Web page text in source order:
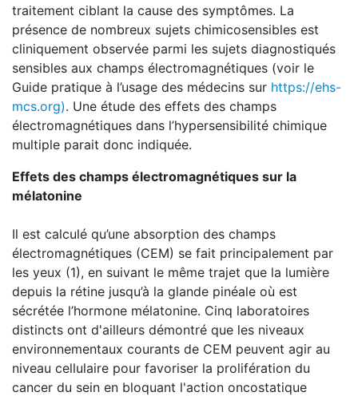
traitement ciblant la cause des symptômes. La
présence de nombreux sujets chimicosensibles est
cliniquement observée parmi les sujets diagnostiqués
sensibles aux champs électromagnétiques (voir le
Guide pratique à l’usage des médecins sur https://ehs-
mcs.org). Une étude des effets des champs
électromagnétiques dans l’hypersensibilité chimique
multiple parait donc indiquée.
Effets des champs électromagnétiques sur la
mélatonine
Il est calculé qu’une absorption des champs
électromagnétiques (CEM) se fait principalement par
les yeux (1), en suivant le même trajet que la lumière
depuis la rétine jusqu’à la glande pinéale où est
sécrétée l’hormone mélatonine. Cinq laboratoires
distincts ont d'ailleurs démontré que les niveaux
environnementaux courants de CEM peuvent agir au
niveau cellulaire pour favoriser la prolifération du
cancer du sein en bloquant l'action oncostatique